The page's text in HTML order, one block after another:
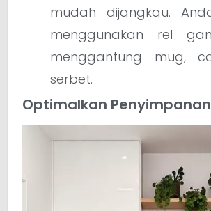
mudah dijangkau.
menggunakan rel
menggantung mug,
serbet.
Optimalkan